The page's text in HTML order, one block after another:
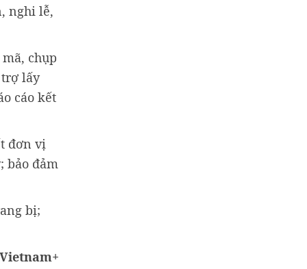
nghi lễ,
chụp
lấy
cáo kết
đơn vị
bảo đảm
bị;